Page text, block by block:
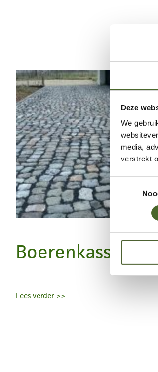
Deze
We
media,
verstrekt
Boerenkasseien
Lees verder >>